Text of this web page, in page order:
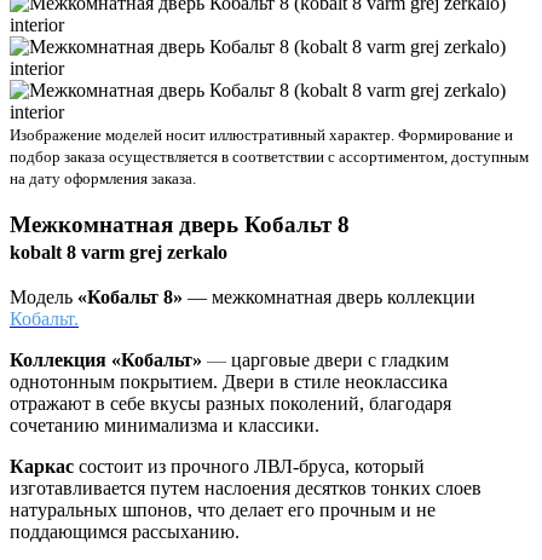
Изображение моделей носит иллюстративный характер. Формирование и
подбор заказа осуществляется в соответствии с ассортиментом, доступным
на дату оформления заказа.
Межкомнатная дверь Кобальт 8
kobalt 8 varm grej zerkalo
Модель «Кобальт 8» — межкомнатная дверь коллекции
Кобальт.
Коллекция «Кобальт» — царговые двери с гладким
однотонным покрытием. Двери в стиле неоклассика
отражают в себе вкусы разных поколений, благодаря
сочетанию минимализма и классики.
Каркас состоит из прочного ЛВЛ-бруса, который
изготавливается путем наслоения десятков тонких слоев
натуральных шпонов, что делает его прочным и не
поддающимся рассыханию.